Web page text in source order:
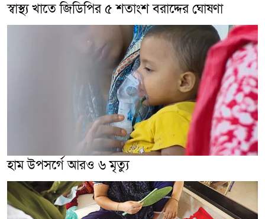
স্বাস্থ্য খাতে জিডিপির ৫ শতাংশ বরাদ্দের ঘোষণা
হাম উপসর্গে আরও ৬ মৃত্যু